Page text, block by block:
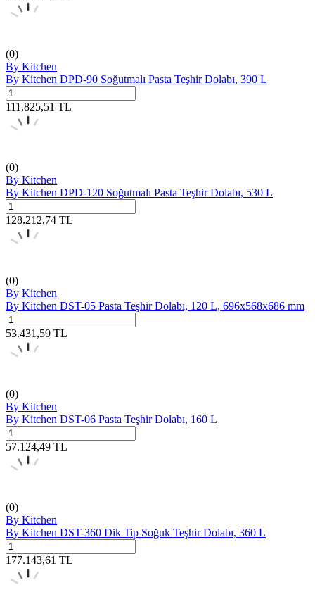
(0)
By Kitchen
By Kitchen DPD-90 Soğutmalı Pasta Teşhir Dolabı, 390 L
111.825,51 TL
(0)
By Kitchen
By Kitchen DPD-120 Soğutmalı Pasta Teşhir Dolabı, 530 L
128.212,74 TL
(0)
By Kitchen
By Kitchen DST-05 Pasta Teşhir Dolabı, 120 L, 696x568x686 mm
53.431,59 TL
(0)
By Kitchen
By Kitchen DST-06 Pasta Teşhir Dolabı, 160 L
57.124,49 TL
(0)
By Kitchen
By Kitchen DST-360 Dik Tip Soğuk Teşhir Dolabı, 360 L
177.143,61 TL